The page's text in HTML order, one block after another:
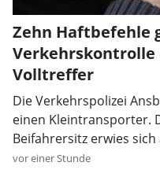
Zehn Haftbefehle
Verkehrskontrolle
Volltreffer
Die Verkehrspolizei
einen Kleintransporter.
Beifahrersitz erwies
vor einer Stunde